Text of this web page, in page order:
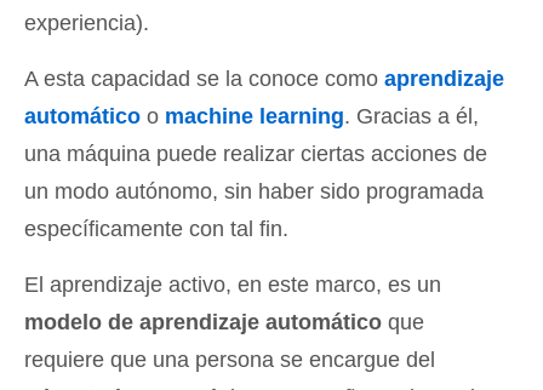
experiencia).
A esta capacidad se la conoce como aprendizaje
automático o machine learning. Gracias a él,
una máquina puede realizar ciertas acciones de
un modo autónomo, sin haber sido programada
específicamente con tal fin.
El aprendizaje activo, en este marco, es un
modelo de aprendizaje automático que
requiere que una persona se encargue del